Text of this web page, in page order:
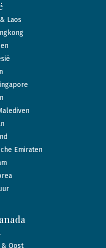
Laos
Emiraten
& Oost